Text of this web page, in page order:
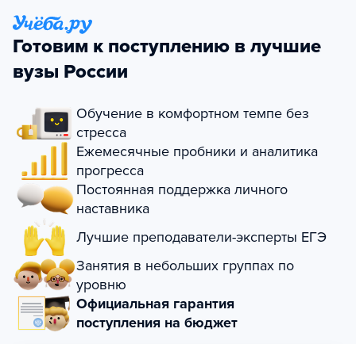
Готовим к поступлению в лучшие
вузы России
Обучение в комфортном темпе без
стресса
Ежемесячные пробники и аналитика
прогресса
Постоянная поддержка личного
наставника
Лучшие преподаватели-эксперты ЕГЭ
Занятия в небольших группах по
уровню
Официальная гарантия
поступления на бюджет